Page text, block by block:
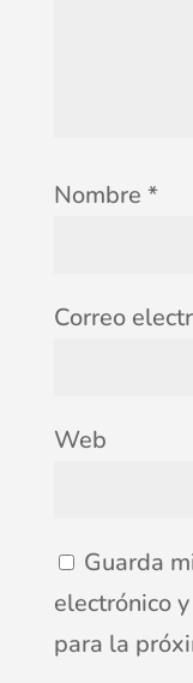
Nombre *
Correo
Web
Guarda
electrónico
para la